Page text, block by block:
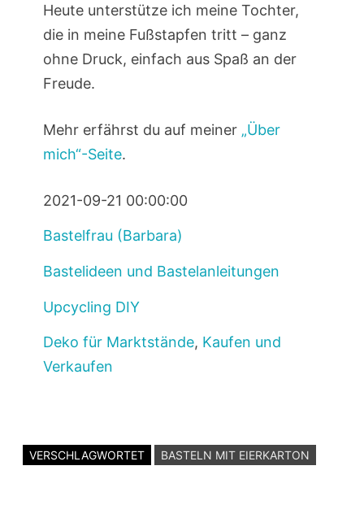
Heute unterstütze ich meine Tochter,
die in meine Fußstapfen tritt – ganz
ohne Druck, einfach aus Spaß an der
Freude.
Mehr erfährst du auf meiner „Über
mich“-Seite.
2021-09-21 00:00:00
Bastelfrau (Barbara)
Bastelideen und Bastelanleitungen
Upcycling DIY
Deko für Marktstände, Kaufen und
Verkaufen
VERSCHLAGWORTET BASTELN MIT EIERKARTON